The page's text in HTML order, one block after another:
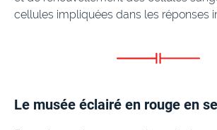
cellules impliquées dans les réponses
Le musée éclairé en rouge en